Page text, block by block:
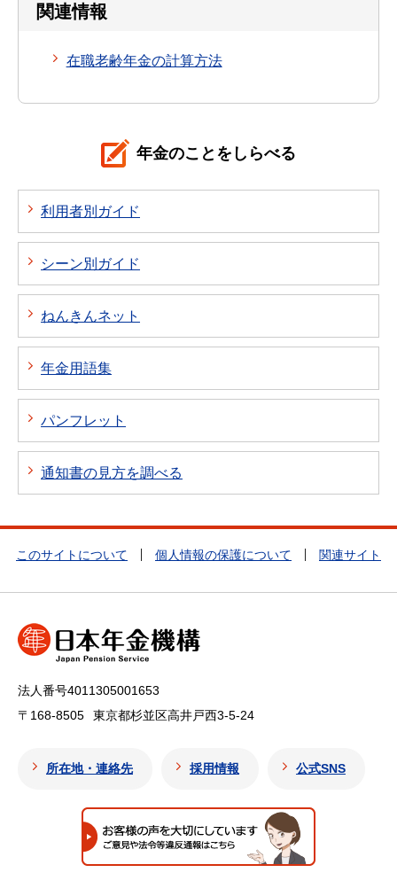
関連情報
在職老齢年金の計算方法
年金のことをしらべる
利用者別ガイド
シーン別ガイド
ねんきんネット
年金用語集
パンフレット
通知書の見方を調べる
このサイトについて 個人情報の保護について 関連サイト
法人番号4011305001653
〒168-8505
東京都杉並区高井戸西3-5-24
所在地・連絡先 採用情報 公式SNS